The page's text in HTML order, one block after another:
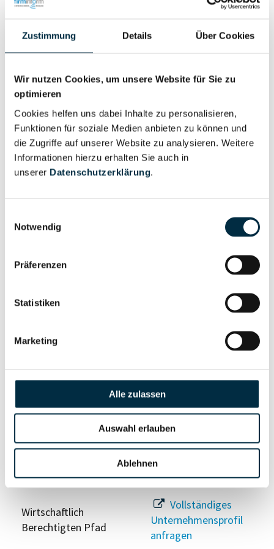
Zustimmung Details Über Cookies
Wir nutzen Cookies, um unsere Website für Sie zu
optimieren
Cookies helfen uns dabei Inhalte zu personalisieren,
Funktionen für soziale Medien anbieten zu können und
die Zugriffe auf unserer Website zu analysieren. Weitere
Informationen hierzu erhalten Sie auch in
unserer Datenschutzerklärung.
Notwendig
Präferenzen
Statistiken
Marketing
Alle zulassen
Auswahl erlauben
Ablehnen
Für registrierte Nutzer
Personen im Unternehmen
Insolvenzverwalter (2)
Wirtschaftlich
Vollständiges
anfragen
Unternehmensnetzwerk
Vollständiges
Unternehmensprofil
anfragen
Wirtschaftlich
Berechtigten Pfad
Vollständiges
Unternehmensprofil
anfragen